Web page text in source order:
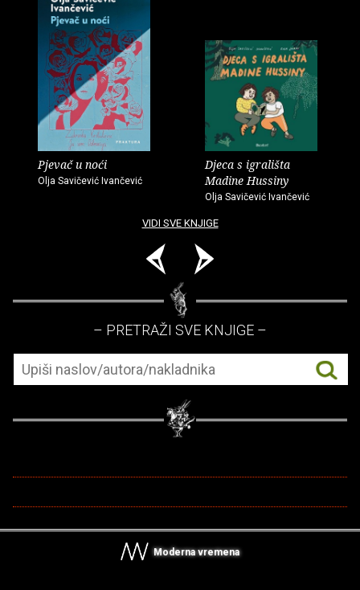
Pjevač u noći
Olja Savičević Ivančević
Djeca s igrališta
Madine Hussiny
Olja Savičević Ivančević
VIDI SVE KNJIGE
– PRETRAŽI SVE KNJIGE –
Moderna vremena